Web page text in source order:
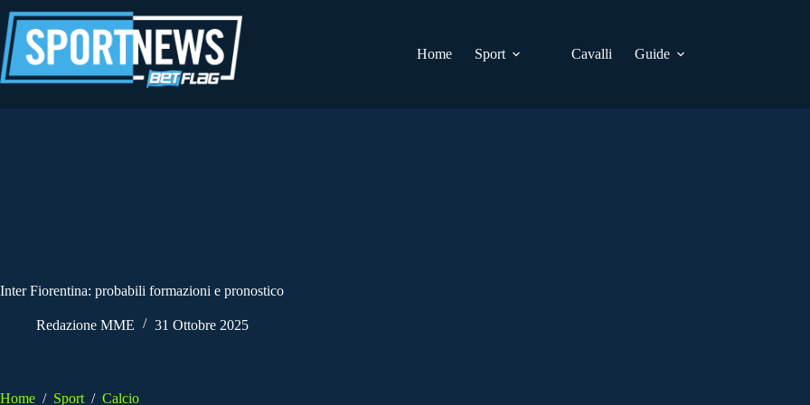
al
contenuto
Home
Sport Cavalli Guide
Inter Fiorentina: probabili formazioni e pronostico
Redazione MME 31 Ottobre 2025
Home / Sport / Calcio